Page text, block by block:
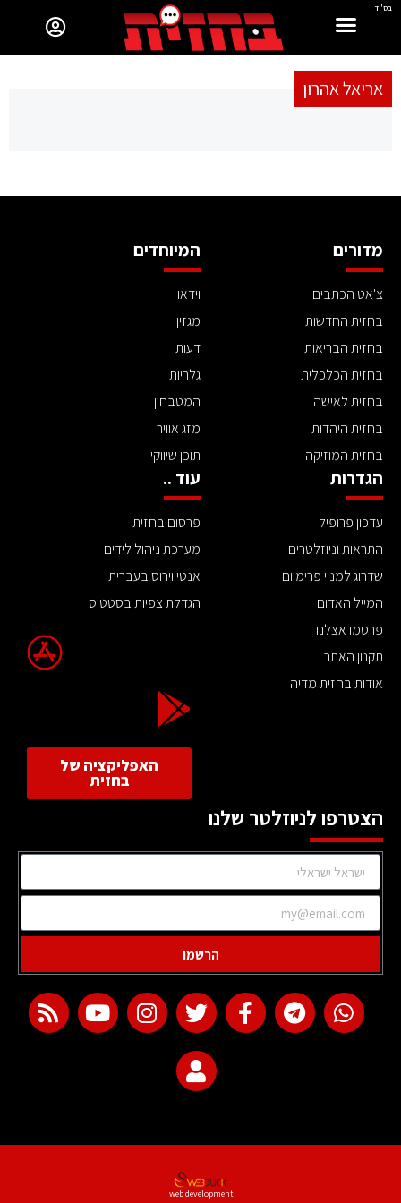
בס"ד
אריאל אהרון
מדורים
צ'אט הכתבים
בחזית החדשות
בחזית הבריאות
בחזית הכלכלית
בחזית לאישה
בחזית היהדות
בחזית המוזיקה
המיוחדים
וידאו
מגזין
דעות
גלריות
המטבחון
מזג אוויר
תוכן שיווקי
הגדרות
עדכון פרופיל
התראות וניוזלטרים
שדרוג למנוי פרימיום
המייל האדום
פרסמו אצלנו
תקנון האתר
אודות בחזית מדיה
עוד ..
פרסום בחזית
מערכת ניהול לידים
אנטי וירוס בעברית
הגדלת צפיות בסטטוס
האפליקציה של
בחזית
הצטרפו לניוזלטר שלנו
הרשמו
web development